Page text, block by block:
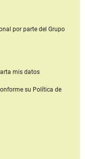
por parte del Grupo
mis datos
su Política de